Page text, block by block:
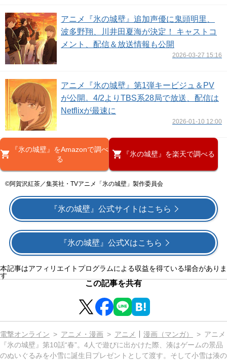
アニメ『氷の城壁』追加声優に鬼頭明里、
波多野翔、川井田夏海が決定！ キャストコ
メント、配信＆放送情報も公開
2026-03-27 15:16
アニメ『氷の城壁』第1弾キービジュ＆PV
が公開。4/2よりTBS系28局で放送、配信は
Netflixが最速に
2026-01-10 12:00
『氷の城壁』をAmazonで調べ
る
『氷の城壁』を楽天で調べる
©阿賀沢紅茶／集英社・TVアニメ「氷の城壁」製作委員会
『氷の城壁』公式サイトはこちら
『氷の城壁』公式Xはこちら
本記事はアフィリエイトプログラムによる収益を得ている場合がありま
す
この記事を共有
電撃オンライン アニメ・漫画 アニメ 漫画（マンガ）
アニメ
『氷の城壁』第10話“春”。4人で遊びに出かけた際、湊はゲームの景品
のぬいぐるみを小雪に誕生日プレゼントとして渡す。そして小雪は湊の